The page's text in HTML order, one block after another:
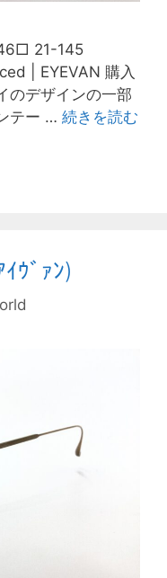
21-145
| EYEVAN 購入
のデザインの一部
テー … 続きを読む
ｳﾞｧﾝ)